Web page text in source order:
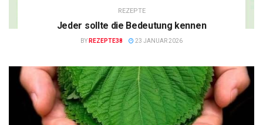
REZEPTE
Jeder sollte die Bedeutung kennen
BY REZEPTE38 23 JANUAR 2026